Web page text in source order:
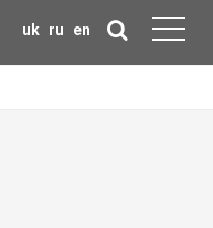
uk ru en